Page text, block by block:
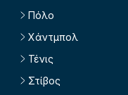
Πόλο
Χάντμπολ
Τένις
Στίβος